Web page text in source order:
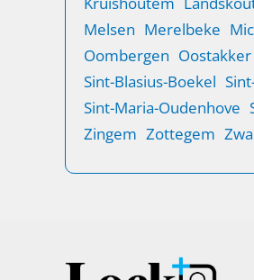
Melsen Merelbeke
Oombergen Oostakker
Sint-Blasius-Boekel
Sint-Maria-Oudenhove
Zingem Zottegem